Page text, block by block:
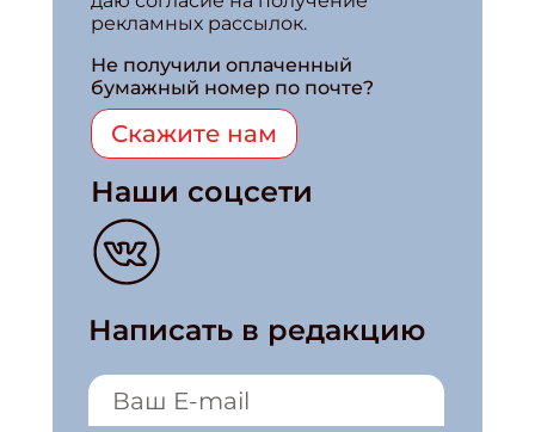
рекламных рассылок.
Не получили оплаченный
бумажный номер по почте?
Скажите нам
Наши соцсети
Написать в редакцию